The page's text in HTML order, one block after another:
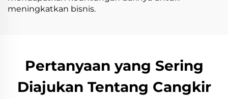
meningkatkan bisnis.
Pertanyaan yang Sering
Diajukan Tentang Cangkir